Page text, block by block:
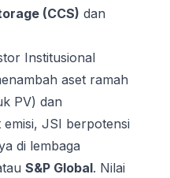
(CCS) dan
Institusional
aset ramah
PV) dan
emisi, JSI berpotensi
di lembaga
S&P Global. Nilai